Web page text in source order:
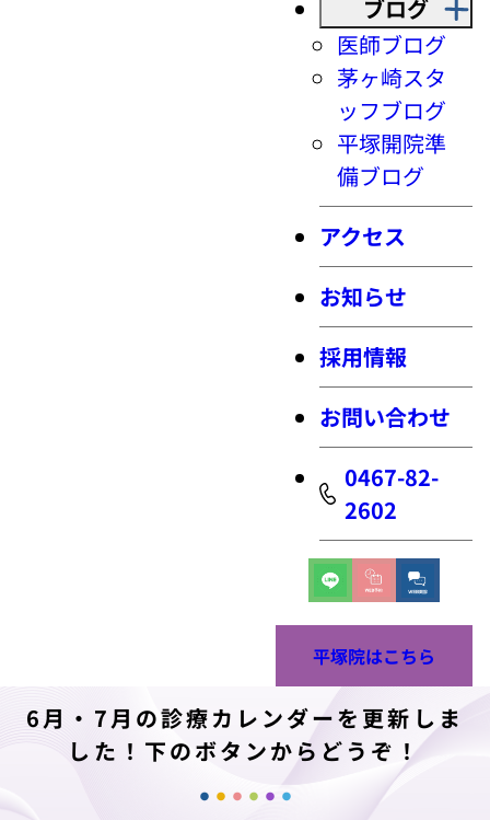
ブログ
医師ブログ
茅ヶ崎スタ
ッフブログ
平塚開院準
備ブログ
アクセス
お知らせ
採用情報
お問い合わせ
0467-82-
2602
平塚院はこちら
6月・7月の診療カレンダーを更新しま
した！下のボタンからどうぞ！